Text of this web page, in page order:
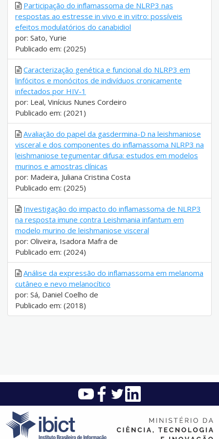
Participação do inflamassoma de NLRP3 nas
respostas ao estresse in vivo e in vitro: possíveis
efeitos modulatórios do canabidiol
por: Sato, Yurie
Publicado em: (2025)
Caracterização genética e funcional do NLRP3 em
linfócitos e monócitos de indivíduos cronicamente
infectados por HIV-1
por: Leal, Vinícius Nunes Cordeiro
Publicado em: (2021)
Avaliação do papel da gasdermina-D na leishmaniose
visceral e dos componentes do inflamassoma NLRP3 na
leishmaniose tegumentar difusa: estudos em modelos
murinos e amostras clínicas
por: Madeira, Juliana Cristina Costa
Publicado em: (2025)
Investigação do impacto do inflamassoma de NLRP3
na resposta imune contra Leishmania infantum em
modelo murino de leishmaniose visceral
por: Oliveira, Isadora Mafra de
Publicado em: (2024)
Análise da expressão do inflamassoma em melanoma
cutâneo e nevo melanocítico
por: Sá, Daniel Coelho de
Publicado em: (2018)